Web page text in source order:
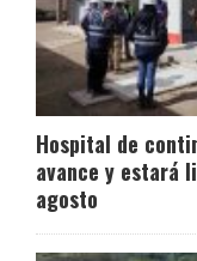
Hospital de
avance y estará
agosto